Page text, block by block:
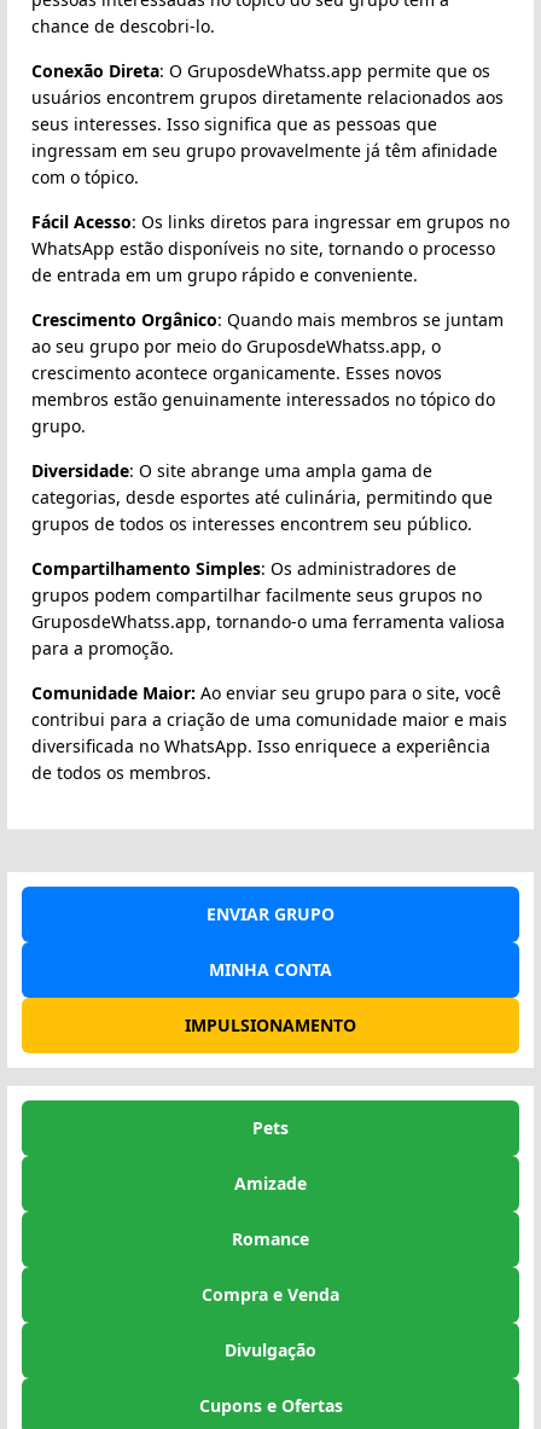
chance de descobri-lo.
Conexão Direta: O GruposdeWhatss.app permite que os
usuários encontrem grupos diretamente relacionados aos
seus interesses. Isso significa que as pessoas que
ingressam em seu grupo provavelmente já têm afinidade
com o tópico.
Fácil Acesso: Os links diretos para ingressar em grupos no
WhatsApp estão disponíveis no site, tornando o processo
de entrada em um grupo rápido e conveniente.
Crescimento Orgânico: Quando mais membros se juntam
ao seu grupo por meio do GruposdeWhatss.app, o
crescimento acontece organicamente. Esses novos
membros estão genuinamente interessados no tópico do
grupo.
Diversidade: O site abrange uma ampla gama de
categorias, desde esportes até culinária, permitindo que
grupos de todos os interesses encontrem seu público.
Compartilhamento Simples: Os administradores de
grupos podem compartilhar facilmente seus grupos no
GruposdeWhatss.app, tornando-o uma ferramenta valiosa
para a promoção.
Comunidade Maior: Ao enviar seu grupo para o site, você
contribui para a criação de uma comunidade maior e mais
diversificada no WhatsApp. Isso enriquece a experiência
de todos os membros.
ENVIAR GRUPO
MINHA CONTA
IMPULSIONAMENTO
Pets
Amizade
Romance
Compra e Venda
Divulgação
Cupons e Ofertas